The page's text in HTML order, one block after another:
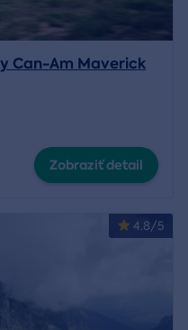
Can-Am Maverick
Zobraziť detail
4.8/5